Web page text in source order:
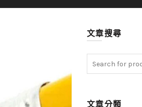
文章搜尋
文章分類